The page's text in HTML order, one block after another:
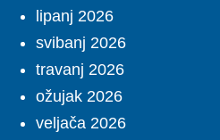
lipanj 2026
svibanj 2026
travanj 2026
ožujak 2026
veljača 2026